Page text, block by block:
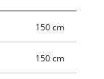
en trabajos
Los cables
La gran
150 cm
150 cm